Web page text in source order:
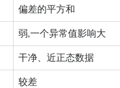
偏差的平方和
弱,一个异常值影响大
干净、近正态数据
较差